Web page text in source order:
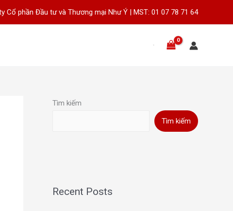
Cổ phần Đầu tư và Thương mại Như Ý | MST: 01 07 78 71 64
Tìm kiếm
Tìm kiếm
Recent Posts